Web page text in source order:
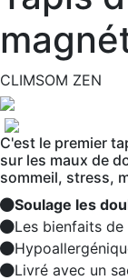
CLIMSOM ZEN
C'est le premier
sur les maux de
sommeil, stress,
Soulage les
Les bienfaits
Livré avec un